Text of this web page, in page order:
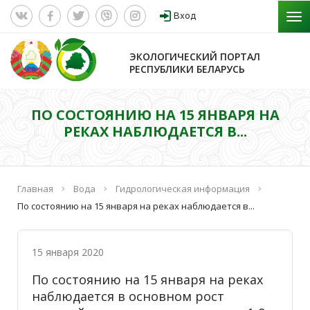
Вход
ЭКОЛОГИЧЕСКИЙ ПОРТАЛ
РЕСПУБЛИКИ БЕЛАРУСЬ
ПО СОСТОЯНИЮ НА 15 ЯНВАРЯ НА
РЕКАХ НАБЛЮДАЕТСЯ В...
Главная Вода
Гидрологическая информация
По состоянию на 15 января на реках наблюдается в...
15 января 2020
По состоянию на 15 января на реках
наблюдается в основном рост